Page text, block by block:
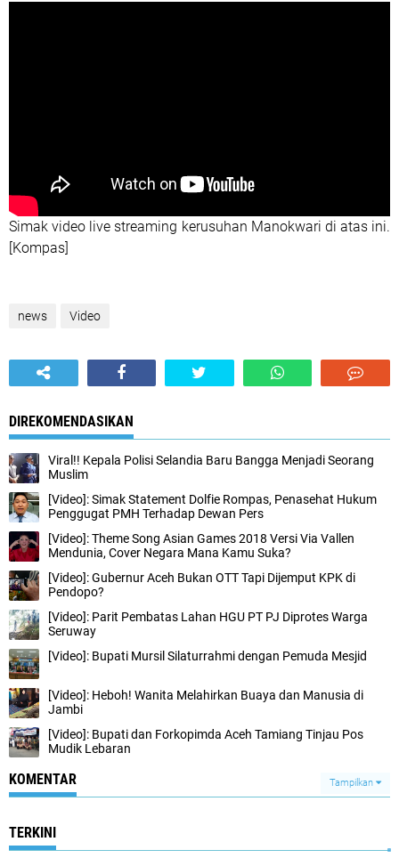
Simak video live streaming kerusuhan Manokwari di atas ini.
[Kompas]
news Video
DIREKOMENDASIKAN
Viral!! Kepala Polisi Selandia Baru Bangga Menjadi Seorang
Muslim
[Video]: Simak Statement Dolfie Rompas, Penasehat Hukum
Penggugat PMH Terhadap Dewan Pers
[Video]: Theme Song Asian Games 2018 Versi Via Vallen
Mendunia, Cover Negara Mana Kamu Suka?
[Video]: Gubernur Aceh Bukan OTT Tapi Dijemput KPK di
Pendopo?
[Video]: Parit Pembatas Lahan HGU PT PJ Diprotes Warga
Seruway
[Video]: Bupati Mursil Silaturrahmi dengan Pemuda Mesjid
[Video]: Heboh! Wanita Melahirkan Buaya dan Manusia di
Jambi
[Video]: Bupati dan Forkopimda Aceh Tamiang Tinjau Pos
Mudik Lebaran
KOMENTAR Tampilkan
TERKINI